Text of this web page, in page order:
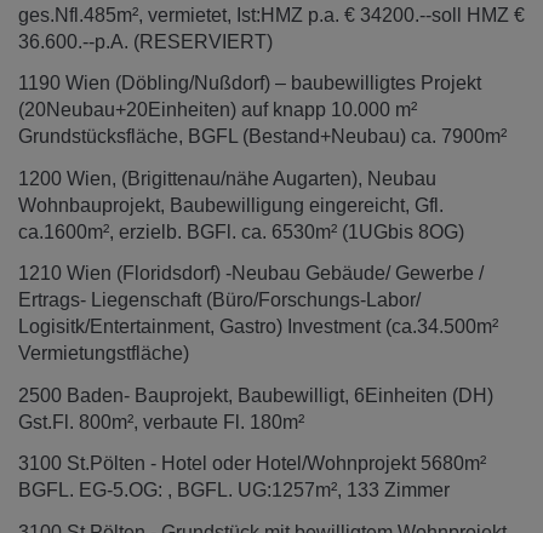
ges.Nfl.485m², vermietet, Ist:HMZ p.a. € 34200.--soll HMZ €
36.600.--p.A. (RESERVIERT)
1190 Wien (Döbling/Nußdorf) – baubewilligtes Projekt
(20Neubau+20Einheiten) auf knapp 10.000 m²
Grundstücksfläche, BGFL (Bestand+Neubau) ca. 7900m²
1200 Wien, (Brigittenau/nähe Augarten), Neubau
Wohnbauprojekt, Baubewilligung eingereicht, Gfl.
ca.1600m², erzielb. BGFl. ca. 6530m² (1UGbis 8OG)
1210 Wien (Floridsdorf) -Neubau Gebäude/ Gewerbe /
Ertrags- Liegenschaft (Büro/Forschungs-Labor/
Logisitk/Entertainment, Gastro) Investment (ca.34.500m²
Vermietungstfläche)
2500 Baden- Bauprojekt, Baubewilligt, 6Einheiten (DH)
Gst.Fl. 800m², verbaute Fl. 180m²
3100 St.Pölten - Hotel oder Hotel/Wohnprojekt 5680m²
BGFL. EG-5.OG: , BGFL. UG:1257m², 133 Zimmer